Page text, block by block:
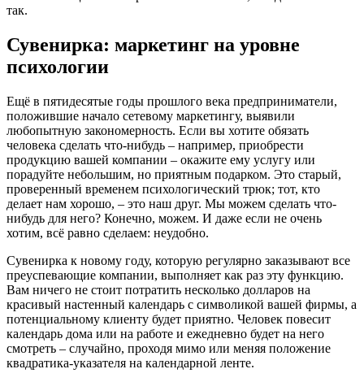
так.
Сувенирка: маркетинг на уровне
психологии
Ещё в пятидесятые годы прошлого века предприниматели,
положившие начало сетевому маркетингу, выявили
любопытную закономерность. Если вы хотите обязать
человека сделать что-нибудь – например, приобрести
продукцию вашей компании – окажите ему услугу или
порадуйте небольшим, но приятным подарком. Это старый,
проверенный временем психологический трюк; тот, кто
делает нам хорошо, – это наш друг. Мы можем сделать что-
нибудь для него? Конечно, можем. И даже если не очень
хотим, всё равно сделаем: неудобно.
Сувенирка к новому году, которую регулярно заказывают все
преуспевающие компании, выполняет как раз эту функцию.
Вам ничего не стоит потратить несколько долларов на
красивый настенный календарь с символикой вашей фирмы, а
потенциальному клиенту будет приятно. Человек повесит
календарь дома или на работе и ежедневно будет на него
смотреть – случайно, проходя мимо или меняя положение
квадратика-указателя на календарной ленте.